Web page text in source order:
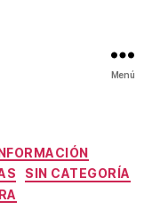
Menú
SIN CATEGORÍA